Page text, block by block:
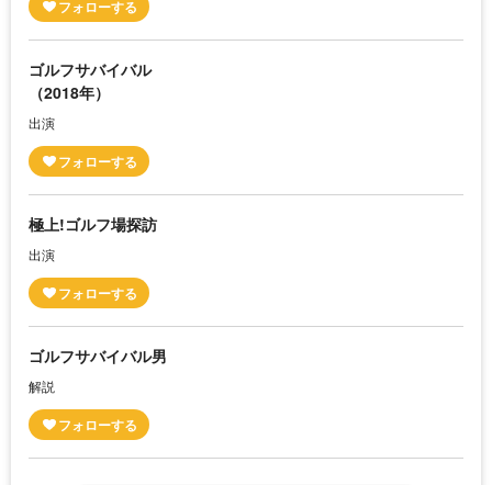
ゴルフサバイバル
（2018年）
出演
極上!ゴルフ場探訪
出演
ゴルフサバイバル男
解説